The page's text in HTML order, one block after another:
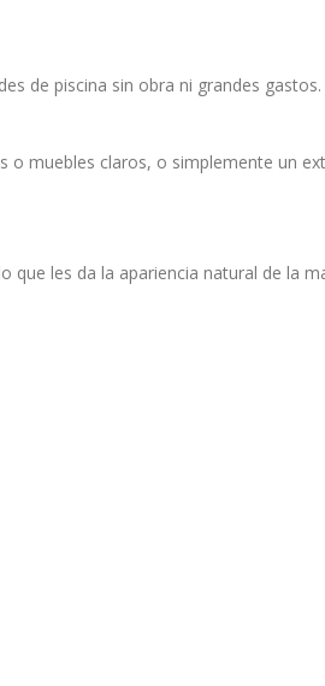
de piscina sin obra ni grandes
muebles claros, o simplemente un
les da la apariencia natural de la